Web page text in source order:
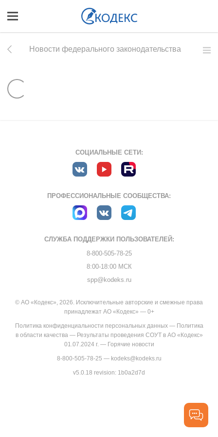
Новости федерального законодательства
СОЦИАЛЬНЫЕ СЕТИ:
ПРОФЕССИОНАЛЬНЫЕ СООБЩЕСТВА:
СЛУЖБА ПОДДЕРЖКИ ПОЛЬЗОВАТЕЛЕЙ:
8-800-505-78-25
8:00-18:00 МСК
spp@kodeks.ru
© АО «Кодекс», 2026. Исключительные авторские и смежные права
принадлежат АО «Кодекс» — 0+
Политика конфиденциальности персональных данных— Политика
в области качества— Результаты проведения СОУТ в АО «Кодекс»
01.07.2024 г.— Горячие новости
8-800-505-78-25 — kodeks@kodeks.ru
v5.0.18 revision: 1b0a2d7d